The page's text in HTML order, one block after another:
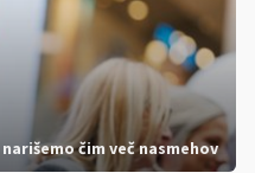
čim več nasmehov